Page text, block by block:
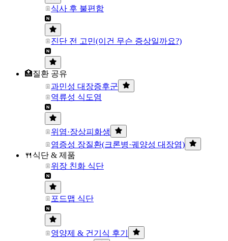
식사 후 불편함
진단 전 고민(이건 무슨 증상일까요?)
🏥질환 공유
과민성 대장증후군
역류성 식도염
위염·장상피화생
염증성 장질환(크론병·궤양성 대장염)
🍴식단 & 제품
위장 친화 식단
포드맵 식단
영양제 & 건기식 후기